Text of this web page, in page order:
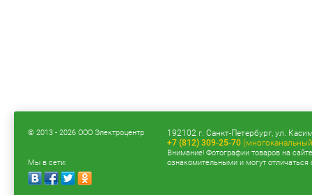
© 2013 - 2026 ООО Электроцентр
Мы в сети:
192102 г. Санкт-Петербург, ул.
+7 (812) 309-25-70
Внимание! Фотографии товаров на
ознакомительными и могут отличаться